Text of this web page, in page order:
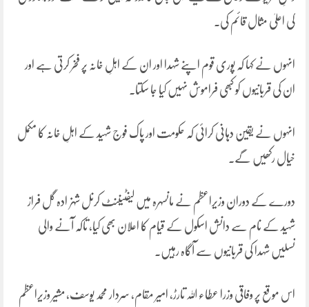
کی اعلیٰ مثال قائم کی۔
انہوں نے کہا کہ پوری قوم اپنے شہدا اور ان کے اہلِ خانہ پر فخر کرتی ہے اور
ان کی قربانیوں کو کبھی فراموش نہیں کیا جا سکتا۔
انہوں نے یقین دہانی کرائی کہ حکومت اور پاک فوج شہید کے اہلِ خانہ کا مکمل
خیال رکھیں گے۔
دورے کے دوران وزیراعظم نے مانسہرہ میں لیفٹیننٹ کرنل شہزادہ گل فراز
شہید کے نام سے دانش اسکول کے قیام کا اعلان بھی کیا، تاکہ آنے والی
نسلیں شہدا کی قربانیوں سے آگاہ رہیں۔
اس موقع پر وفاقی وزرا عطاء اللہ تارڑ، امیر مقام، سردار محمد یوسف، مشیر وزیراعظم